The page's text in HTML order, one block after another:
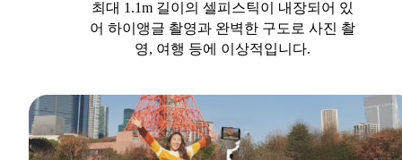
최대 1.1m 길이의 셀피스틱이 내장되어 있
어 하이앵글 촬영과 완벽한 구도로 사진 촬
영, 여행 등에 이상적입니다.